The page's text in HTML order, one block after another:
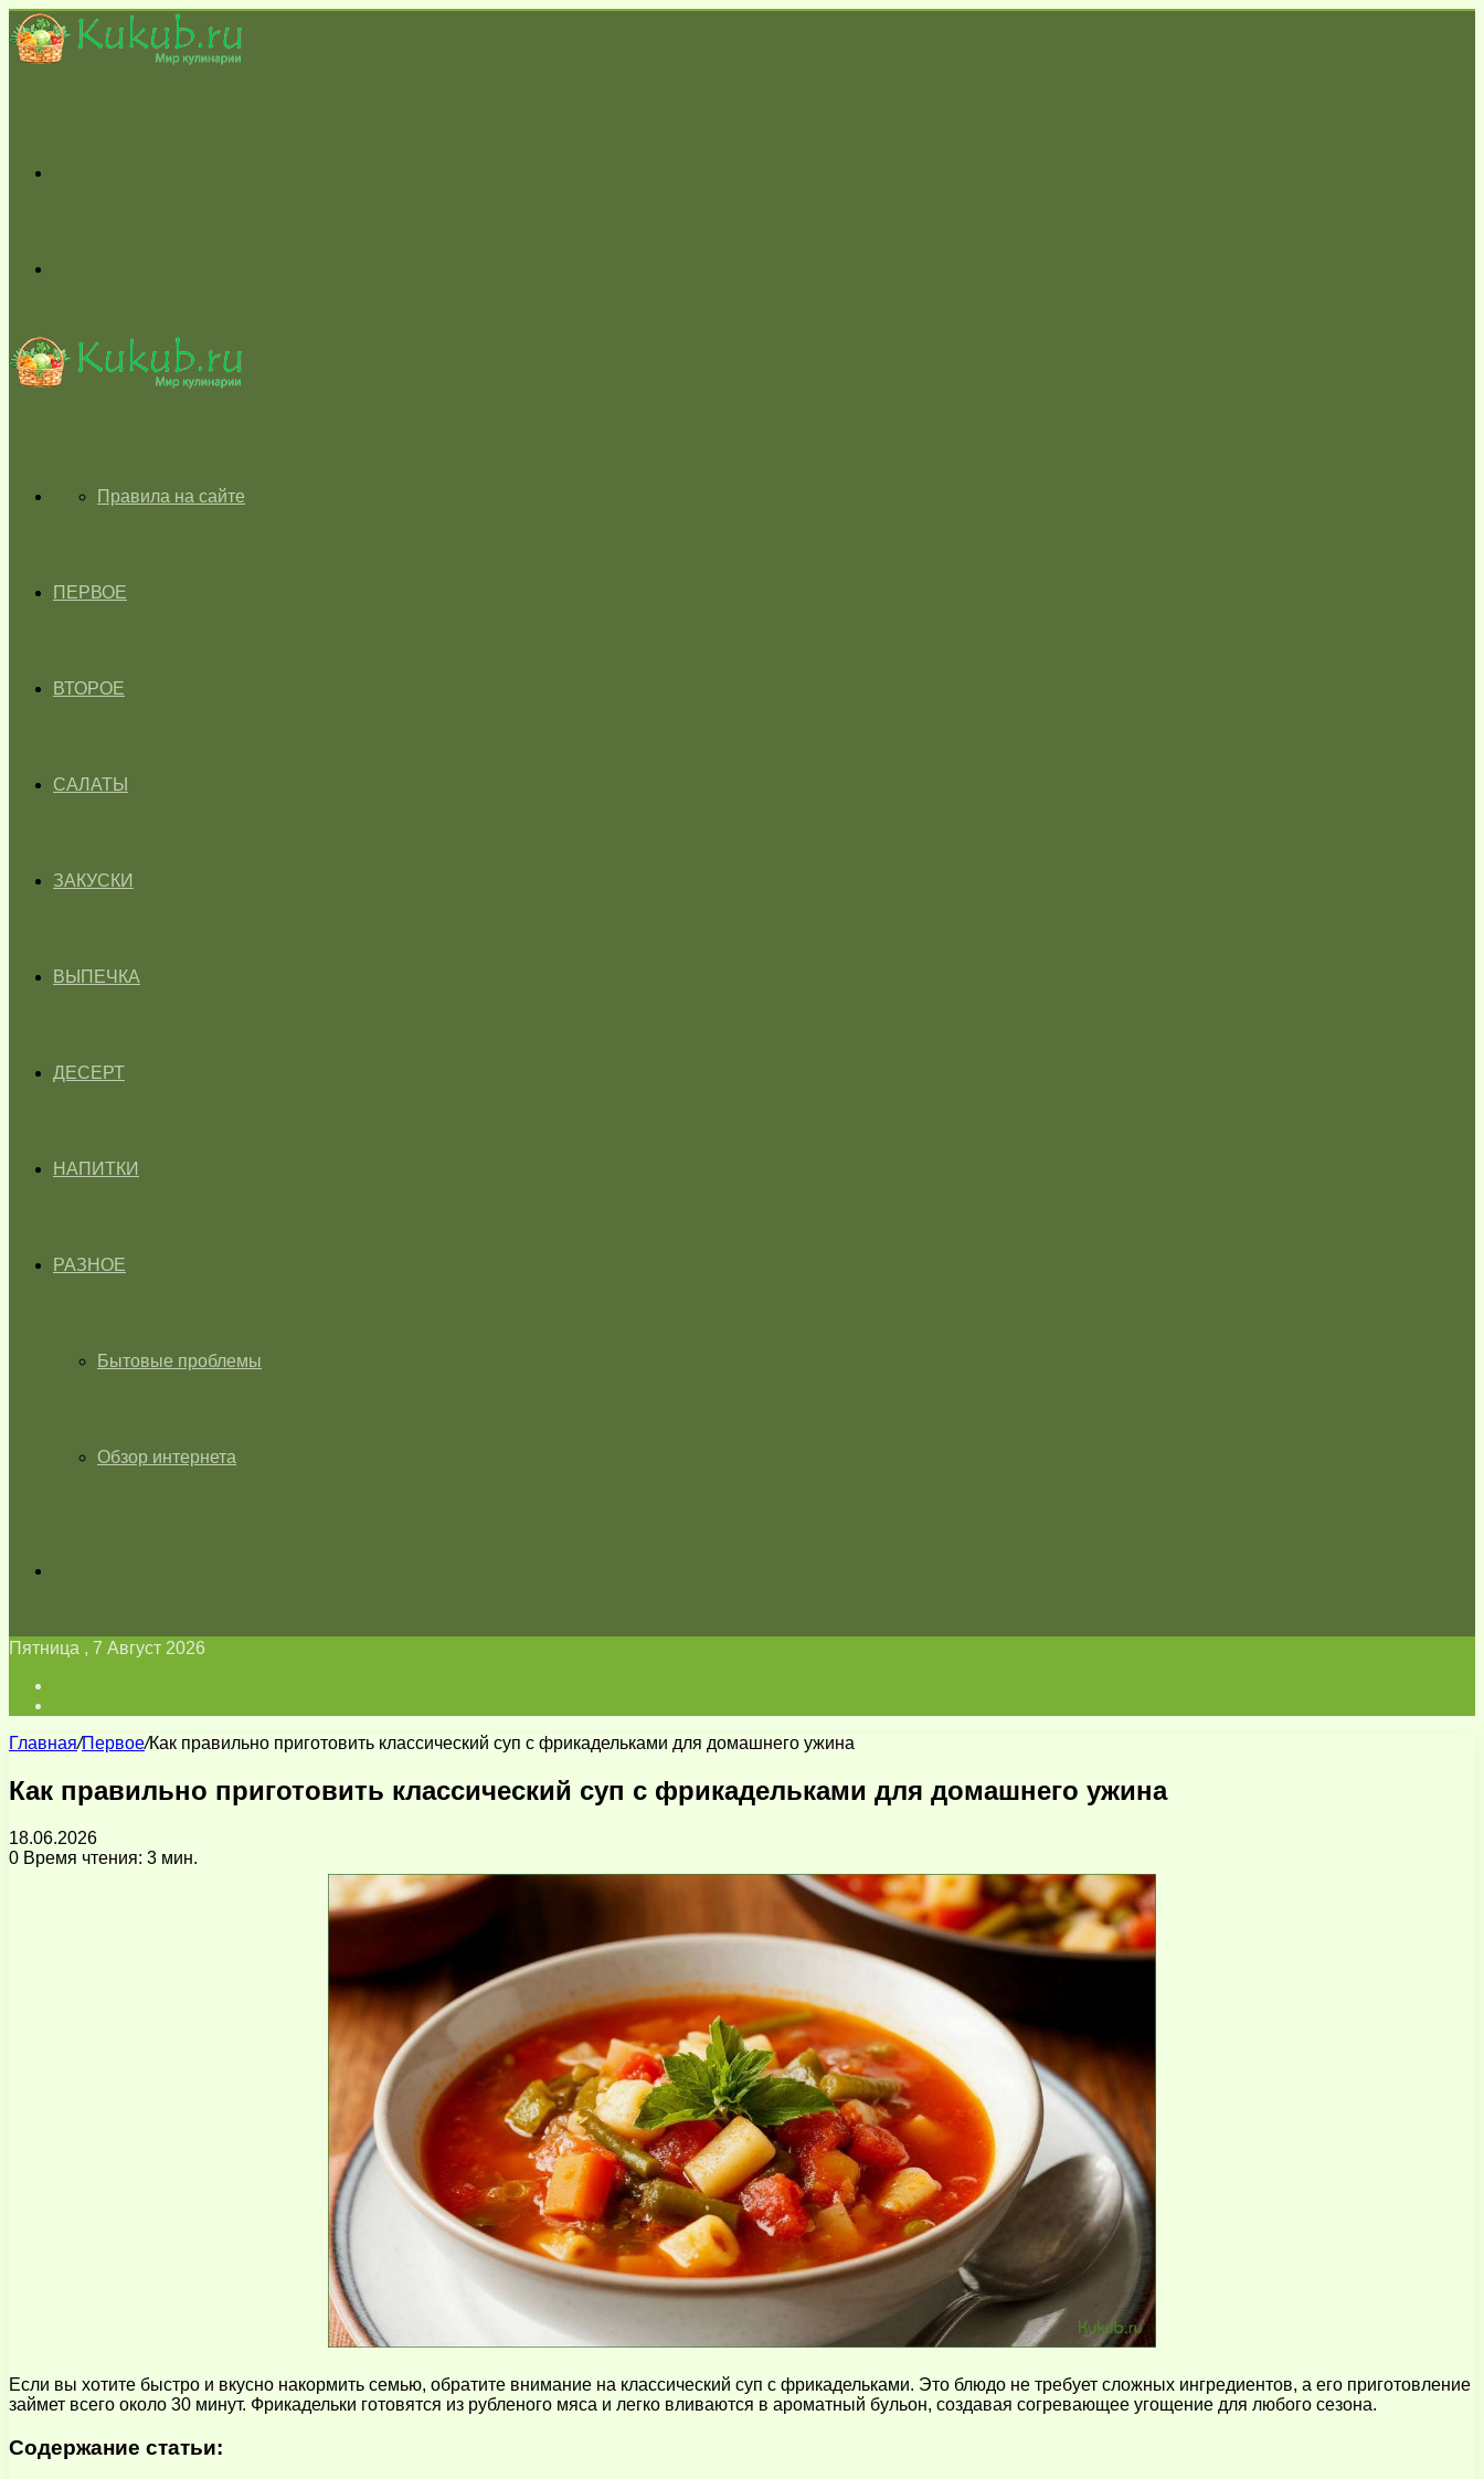
skin
ГЛАВНАЯПравила на сайте
ПЕРВОЕ
ВТОРОЕ
САЛАТЫ
ЗАКУСКИ
ВЫПЕЧКА
ДЕСЕРТ
НАПИТКИ
РАЗНОЕ
Бытовые проблемы
Обзор интернета
Пятница , 7 Август 2026
Главная/Первое/Как правильно приготовить классический суп с фрикадельками для домашнего ужина
Как правильно приготовить классический суп с фрикадельками для домашнего ужина
18.06.2026
0 Время чтения: 3 мин.
Если вы хотите быстро и вкусно накормить семью, обратите внимание на классический суп с фрикадельками. Это блюдо не требует сложных ингредиентов, а его приготовление
займет всего около 30 минут. Фрикадельки готовятся из рубленого мяса и легко вливаются в ароматный бульон, создавая согревающее угощение для любого сезона.
Содержание статьи: